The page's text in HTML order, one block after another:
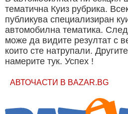
тематична Куиз рубрика.
публикува специализиран
автомобилна тематика.
може да видите резултат с
които сте натрупали.
намерите тук. Успех !
АВТОЧАСТИ В BAZAR.BG